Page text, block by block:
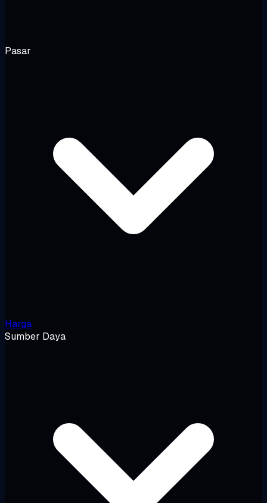
Pasar
Harga
Sumber Daya